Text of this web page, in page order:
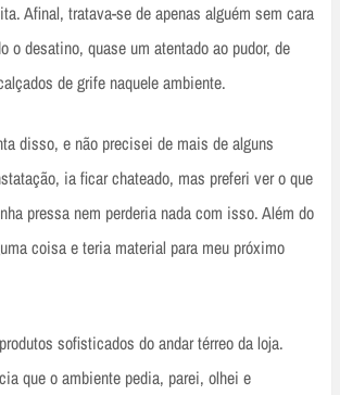
Afinal, tratava-se de apenas alguém sem cara
o desatino, quase um atentado ao pudor, de
de grife naquele ambiente.
disso, e não precisei de mais de alguns
ia ficar chateado, mas preferi ver o que
pressa nem perderia nada com isso. Além do
coisa e teria material para meu próximo
sofisticados do andar térreo da loja.
que o ambiente pedia, parei, olhei e